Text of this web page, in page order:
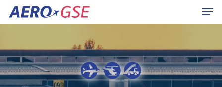
Hit enter to search or ESC to close